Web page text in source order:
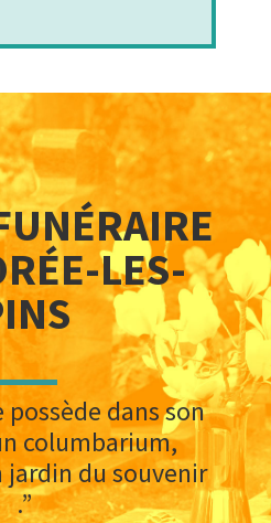
LES-
dans son
columbarium,
jardin du souvenir
.”